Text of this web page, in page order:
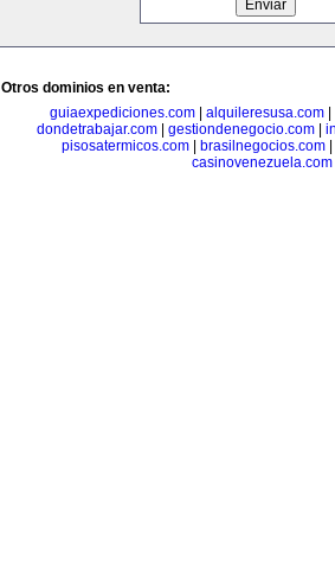
Otros dominios en venta:
guiaexpediciones.com| alquileresusa.com|
dondetrabajar.com| gestiondenegocio.com|
pisosatermicos.com
brasilnegocios.com
casinovenezuela.com